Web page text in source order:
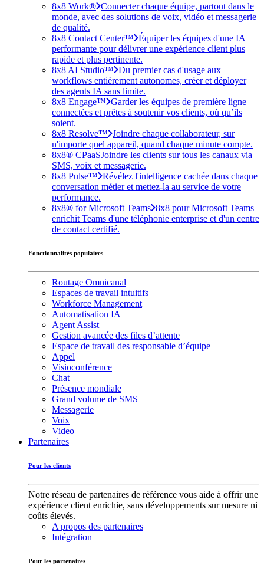
8x8 Work® Connecter chaque équipe, partout dans le
monde, avec des solutions de voix, vidéo et messagerie
de qualité.
8x8 Contact Center™ Équiper les équipes d'une IA
performante pour délivrer une expérience client plus
rapide et plus pertinente.
8x8 AI Studio™ Du premier cas d'usage aux
workflows entièrement autonomes, créer et déployer
des agents IA sans limite.
8x8 Engage™ Garder les équipes de première ligne
connectées et prêtes à soutenir vos clients, où qu’ils
soient.
8x8 Resolve™ Joindre chaque collaborateur, sur
n'importe quel appareil, quand chaque minute compte.
8x8® CPaaSJoindre les clients sur tous les canaux via
SMS, voix et messagerie.
8x8 Pulse™ Révélez l'intelligence cachée dans chaque
conversation métier et mettez-la au service de votre
performance.
8x8® for Microsoft Teams 8x8 pour Microsoft Teams
enrichit Teams d'une téléphonie enterprise et d'un centre
de contact certifié.
Fonctionnalités populaires
Routage Omnicanal
Espaces de travail intuitifs
Workforce Management
Automatisation IA
Agent Assist
Gestion avancée des files d’attente
Espace de travail des responsable d’équipe
Appel
Visioconférence
Chat
Présence mondiale
Grand volume de SMS
Messagerie
Voix
Video
Partenaires
Pour les clients
Notre réseau de partenaires de référence vous aide à offrir une
expérience client enrichie, sans développements sur mesure ni
coûts élevés.
A propos des partenaires
Intégration
Pour les partenaires